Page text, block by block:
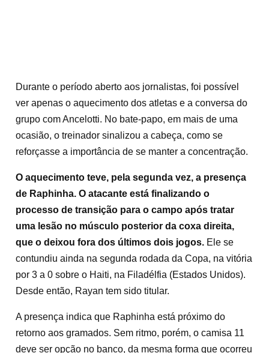
Durante o período aberto aos jornalistas, foi possível
ver apenas o aquecimento dos atletas e a conversa do
grupo com Ancelotti. No bate-papo, em mais de uma
ocasião, o treinador sinalizou a cabeça, como se
reforçasse a importância de se manter a concentração.
O aquecimento teve, pela segunda vez, a presença
de Raphinha. O atacante está finalizando o
processo de transição para o campo após tratar
uma lesão no músculo posterior da coxa direita,
que o deixou fora dos últimos dois jogos. Ele se
contundiu ainda na segunda rodada da Copa, na vitória
por 3 a 0 sobre o Haiti, na Filadélfia (Estados Unidos).
Desde então, Rayan tem sido titular.
A presença indica que Raphinha está próximo do
retorno aos gramados. Sem ritmo, porém, o camisa 11
deve ser opção no banco, da mesma forma que ocorreu